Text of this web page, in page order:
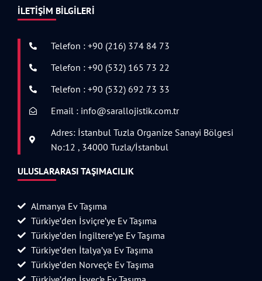
İLETIŞIM BILGILERI
Telefon : +90 (216) 374 84 73
Telefon : +90 (532) 165 73 22
Telefon : +90 (532) 692 73 33
Email : info@sarallojistik.com.tr
Adres: İstanbul Tuzla Organize Sanayi Bölgesi
No:12 , 34000 Tuzla/İstanbul
ULUSLARARASI TAŞIMACILIK
Almanya Ev Taşıma
Türkiye’den İsviçre’ye Ev Taşıma
Türkiye’den İngiltere’ye Ev Taşıma
Türkiye’den İtalya’ya Ev Taşıma
Türkiye’den Norveç’e Ev Taşıma